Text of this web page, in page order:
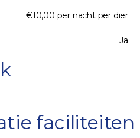
€10,00 per nacht per dier
Ja
faciliteiten